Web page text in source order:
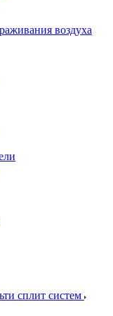
воздуха
сплит систем